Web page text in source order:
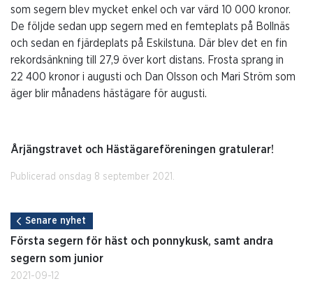
som segern blev mycket enkel och var värd 10 000 kronor.
De följde sedan upp segern med en femteplats på Bollnäs
och sedan en fjärdeplats på Eskilstuna. Där blev det en fin
rekordsänkning till 27,9 över kort distans. Frosta sprang in
22 400 kronor i augusti och Dan Olsson och Mari Ström som
äger blir månadens hästägare för augusti.
Årjängstravet och Hästägareföreningen gratulerar!
Publicerad onsdag 8 september 2021.
Senare nyhet
Första segern för häst och ponnykusk, samt andra
segern som junior
2021-09-12